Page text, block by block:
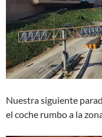
Nuestra siguiente
el coche rumbo a la